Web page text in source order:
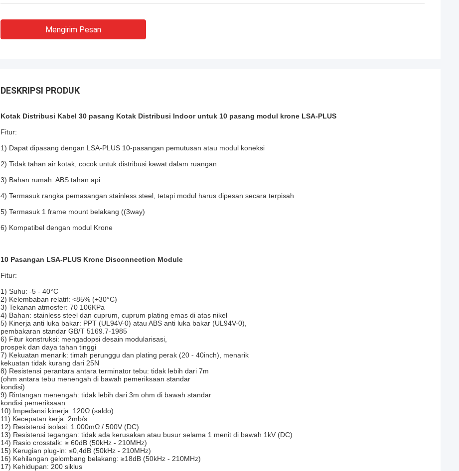
Mengirim Pesan
DESKRIPSI PRODUK
Kotak Distribusi Kabel 30 pasang Kotak Distribusi Indoor untuk 10 pasang modul krone LSA-PLUS
Fitur:
1) Dapat dipasang dengan LSA-PLUS 10-pasangan pemutusan atau modul koneksi
2) Tidak tahan air kotak, cocok untuk distribusi kawat dalam ruangan
3) Bahan rumah: ABS tahan api
4) Termasuk rangka pemasangan stainless steel, tetapi modul harus dipesan secara terpisah
5) Termasuk 1 frame mount belakang ((3way)
6) Kompatibel dengan modul Krone
10 Pasangan LSA-PLUS Krone Disconnection Module
Fitur:
1) Suhu: -5 - 40°C
2) Kelembaban relatif: <85% (+30°C)
3) Tekanan atmosfer: 70 106KPa
4) Bahan: stainless steel dan cuprum, cuprum plating emas di atas nikel
5) Kinerja anti luka bakar: PPT (UL94V-0) atau ABS anti luka bakar (UL94V-0),
pembakaran standar GB/T 5169.7-1985
6) Fitur konstruksi: mengadopsi desain modularisasi,
prospek dan daya tahan tinggi
7) Kekuatan menarik: timah perunggu dan plating perak (20 - 40inch), menarik
kekuatan tidak kurang dari 25N
8) Resistensi perantara antara terminator tebu: tidak lebih dari 7m
(ohm antara tebu menengah di bawah pemeriksaan standar
kondisi)
9) Rintangan menengah: tidak lebih dari 3m ohm di bawah standar
kondisi pemeriksaan
10) Impedansi kinerja: 120Ω (saldo)
11) Kecepatan kerja: 2mb/s
12) Resistensi isolasi: 1.000mΩ / 500V (DC)
13) Resistensi tegangan: tidak ada kerusakan atau busur selama 1 menit di bawah 1kV (DC)
14) Rasio crosstalk: ≥ 60dB (50kHz - 210MHz)
15) Kerugian plug-in: ≤0,4dB (50kHz - 210MHz)
16) Kehilangan gelombang belakang: ≥18dB (50kHz - 210MHz)
17) Kehidupan: 200 siklus